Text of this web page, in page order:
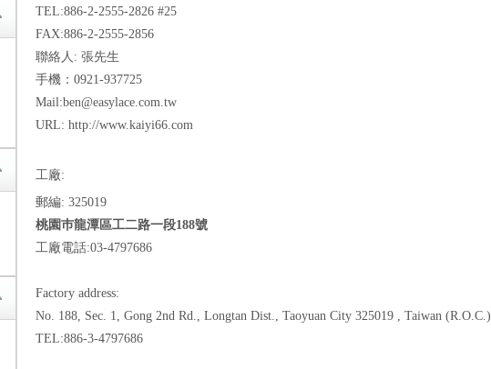
TEL:886-2-2555-2826 #25
FAX:886-2-2555-2856
聯絡人: 張先生
手機：0921-937725
Mail:ben@easylace.com.tw
URL: http://www.kaiyi66.com
工廠:
郵編: 325019
桃園巿龍潭區工二路一段188號
工廠電話:03-4797686
Factory address:
No. 188, Sec. 1, Gong 2nd Rd., Longtan Dist., Taoyuan City 325019 , Taiwan (R.O.C.)
TEL:886-3-4797686